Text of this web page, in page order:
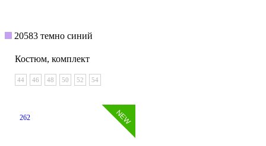
20583 темно синий
Костюм, комплект
44 46 48 50 52 54
262